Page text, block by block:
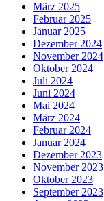
März 2025
Februar 2025
Januar 2025
Dezember 2024
November 2024
Oktober 2024
Juli 2024
Juni 2024
Mai 2024
März 2024
Februar 2024
Januar 2024
Dezember 2023
November 2023
Oktober 2023
September 2023